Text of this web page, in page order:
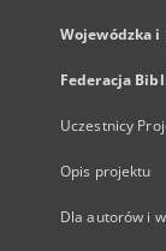
Wojewódzka
Federacja
Uczestnicy
Opis projektu
Dla autorów i